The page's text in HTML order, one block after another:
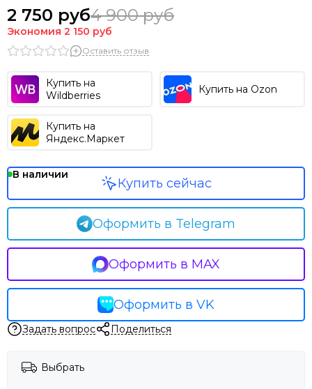
2 750 руб4 900 руб
Экономия 2 150 руб
Оставить отзыв
Купить на
Wildberries
Купить на Ozon
Купить на
Яндекс.Маркет
В наличии
Оформить в Telegram
Оформить в MAX
Оформить в VK
Купить сейчас
Задать вопрос Поделиться
Выбрать